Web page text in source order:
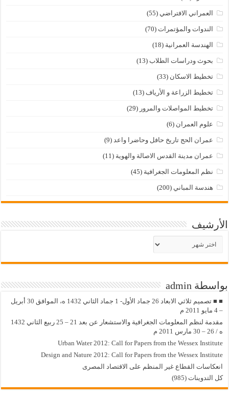
العمراني الافتراضي (55)
الندوات والمؤتمرات (70)
الهندسة العمرانية (18)
بحوث ودراسات الطلاب (13)
تخطيط الاسكان (33)
تخطيط الزراعة و الأرياف (13)
تخطيط المواصلات والمرور (29)
علوم العمران (6)
عمران الحج تاريخ حافل وحاضرا واعد (9)
عمران مدينة القدس الاصالة والهوية (11)
نظم المعلومات الجغرافية (45)
هندسة المباني (200)
الأرشيف
بواسطة admin
■ ■ تصميم ثلاثي الابعاد 26 جماد الأول- 1 جماد الثاني 1432 ه، الموافق 30 أبريل
– 4 مايو 2011 م
مقدمة لنظم المعلومات الجغرافية والاستشعار عن بعد 21 – 25 ربيع الثاني 1432
ه / 26 – 30 مارس 2011 م
Urban Water 2012: Call for Papers from the Wessex Institute
Design and Nature 2012: Call for Papers from the Wessex Institute‏
انعكاسات القطاع غير المنظم على الاقتصاد المصرى
كل التدوينات (985)